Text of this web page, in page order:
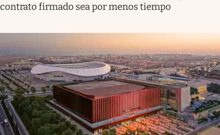
contrato firmado sea por menos tiempo